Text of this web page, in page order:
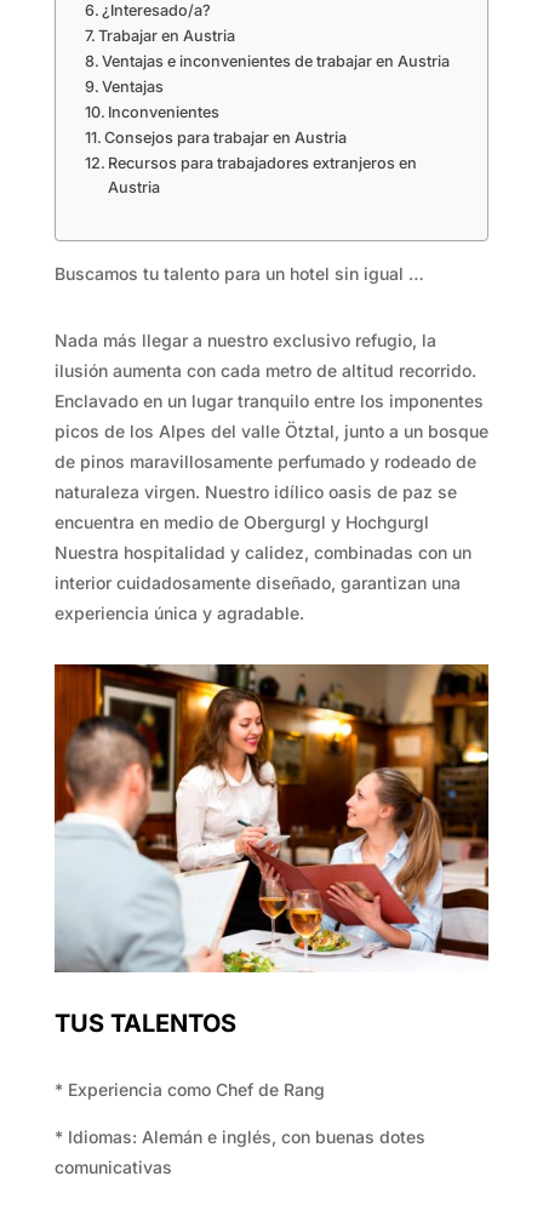
¿Interesado/a?
Trabajar en Austria
Ventajas e inconvenientes de trabajar en Austria
Ventajas
Inconvenientes
Consejos para trabajar en Austria
Recursos para trabajadores extranjeros en
Austria
Buscamos tu talento para un hotel sin igual …
Nada más llegar a nuestro exclusivo refugio, la
ilusión aumenta con cada metro de altitud recorrido.
Enclavado en un lugar tranquilo entre los imponentes
picos de los Alpes del valle Ötztal, junto a un bosque
de pinos maravillosamente perfumado y rodeado de
naturaleza virgen. Nuestro idílico oasis de paz se
encuentra en medio de Obergurgl y Hochgurgl
Nuestra hospitalidad y calidez, combinadas con un
interior cuidadosamente diseñado, garantizan una
experiencia única y agradable.
TUS TALENTOS
* Experiencia como Chef de Rang
* Idiomas: Alemán e inglés, con buenas dotes
comunicativas